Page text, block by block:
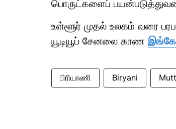
பொருட்களைப்
உள்ளூர் முதல் உலகம் வரை
யூடியூப் சேனலை காண இங்கே
பிரியாணி Biryani